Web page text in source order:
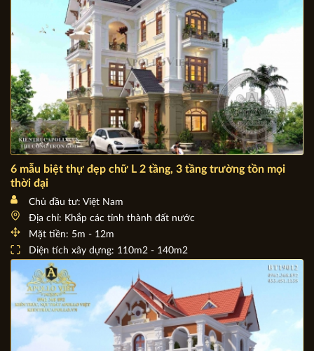
6 mẫu biệt thự đẹp chữ L 2 tầng, 3 tầng trường tồn mọi
thời đại
Chủ đầu tư: Việt Nam
Địa chỉ: Khắp các tỉnh thành đất nước
Mặt tiền: 5m - 12m
Diện tích xây dựng: 110m2 - 140m2